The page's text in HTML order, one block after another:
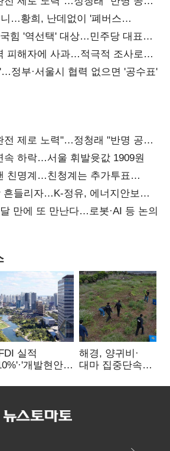
…황희, 난데없이 '폐버스
힘 '역선택' 대상…민주당 대표로
피해자에 사과…적극적 조사로
정부·서울시 협력 없으면 '공수표'
전 제로 노력"…정청래 "반명 공세
속 하락…서울 휘발윳값 1909원
친명계…친청계는 추가투표
흔들리자…K-정유, 에너지안보
만에 또 만난다…로봇·AI 등 논의
실적
개발현안
천경제청장
해경, 양귀비·
대마 집중단속…
249명 검거